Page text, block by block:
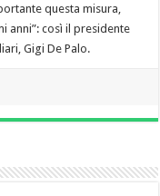
questa misura,
anni”: così il presidente
Gigi De Palo.